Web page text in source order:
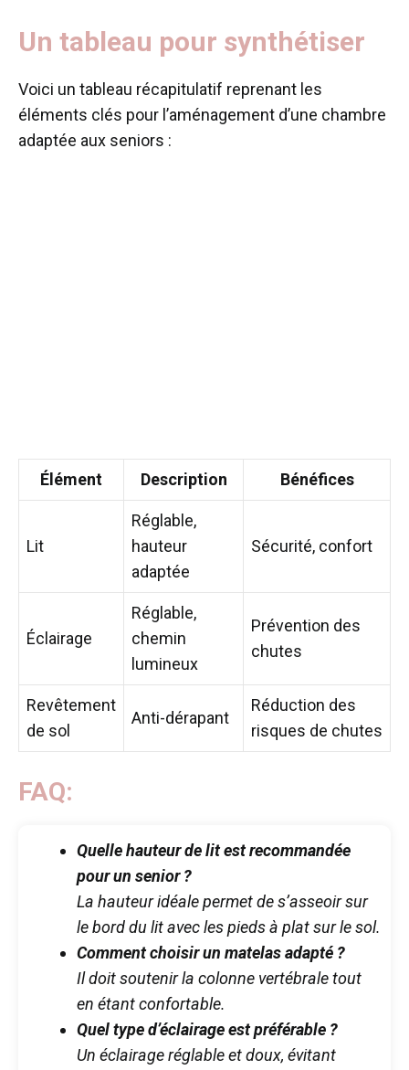
Un tableau pour synthétiser
Voici un tableau récapitulatif reprenant les
éléments clés pour l’aménagement d’une chambre
adaptée aux seniors :
Élément Description Bénéfices
Lit
Réglable,
hauteur
adaptée
Sécurité, confort
Éclairage
Réglable,
chemin
lumineux
Prévention des
chutes
Revêtement
de sol
Anti-dérapant
Réduction des
risques de chutes
FAQ:
Quelle hauteur de lit est recommandée
pour un senior ?
La hauteur idéale permet de s’asseoir sur
le bord du lit avec les pieds à plat sur le sol.
Comment choisir un matelas adapté ?
Il doit soutenir la colonne vertébrale tout
en étant confortable.
Quel type d’éclairage est préférable ?
Un éclairage réglable et doux, évitant